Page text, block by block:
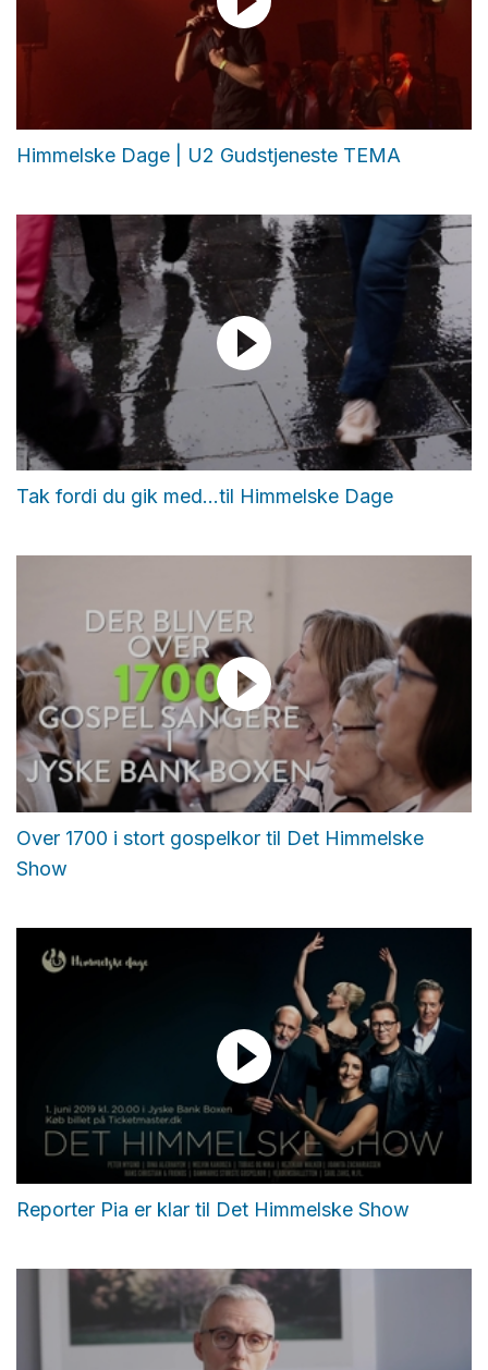
Himmelske Dage | U2 Gudstjeneste TEMA
Tak fordi du gik med...til Himmelske Dage
Over 1700 i stort gospelkor til Det Himmelske
Show
Reporter Pia er klar til Det Himmelske Show